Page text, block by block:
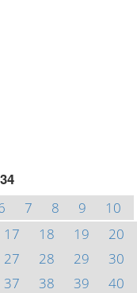
7 8 9
10
17 18 19
20
27 28 29
30
37 38 39
40